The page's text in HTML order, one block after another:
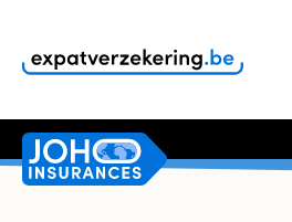
Klanten geven onze dienstverlening een